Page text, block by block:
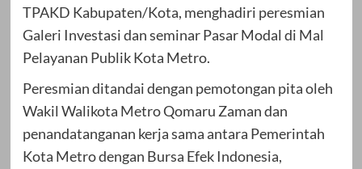
TPAKD Kabupaten/Kota, menghadiri peresmian
Galeri Investasi dan seminar Pasar Modal di Mal
Pelayanan Publik Kota Metro.
Peresmian ditandai dengan pemotongan pita oleh
Wakil Walikota Metro Qomaru Zaman dan
penandatanganan kerja sama antara Pemerintah
Kota Metro dengan Bursa Efek Indonesia,